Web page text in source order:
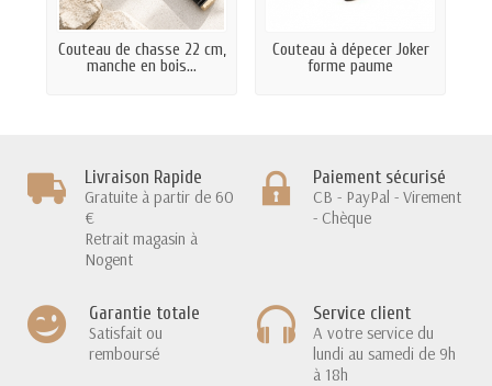
Couteau de chasse 22 cm,
manche en bois...
Couteau à dépecer Joker
forme paume
Livraison Rapide
Gratuite à partir de 60
€
Retrait magasin à
Nogent
Paiement sécurisé
CB - PayPal - Virement
- Chèque
Garantie totale
Satisfait ou
remboursé
Service client
A votre service du
lundi au samedi de 9h
à 18h